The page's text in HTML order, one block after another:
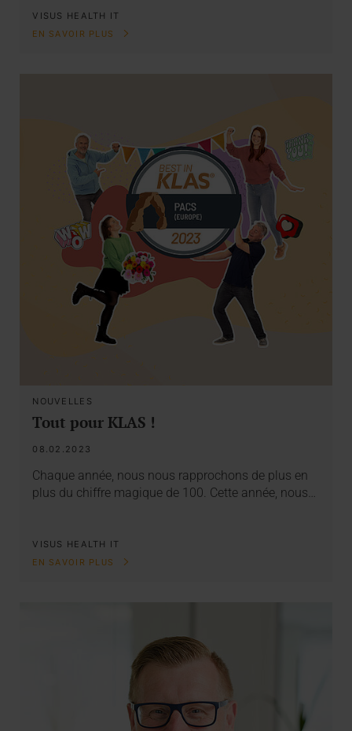
VISUS HEALTH IT
EN SAVOIR PLUS
NOUVELLES
Tout pour KLAS !
08.02.2023
Chaque année, nous nous rapprochons de plus en
plus du chiffre magique de 100. Cette année, nous…
VISUS HEALTH IT
EN SAVOIR PLUS